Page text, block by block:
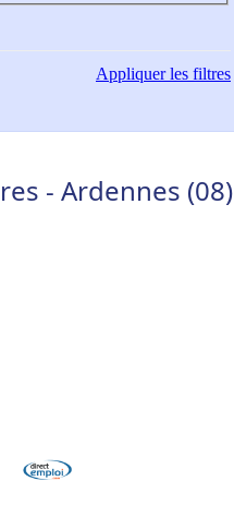
Appliquerles filtres
- Ardennes (08)